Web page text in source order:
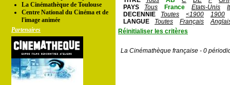
La Cinémathèque de Toulouse
Centre National du Cinéma et de
l'image animée
Partenaires
PAYS
Tous France Etats-Unis
DECENNIE
Toutes <1900
1900
LANGUE
Toutes Français
Réinitialiser les critères
La Cinémathèque française - 0